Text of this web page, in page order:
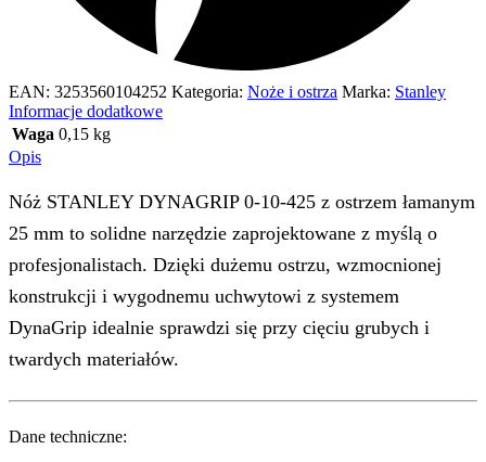
EAN: 3253560104252 Kategoria: Noże i ostrza Marka: Stanley
Informacje dodatkowe
Waga 0,15 kg
Opis
Nóż STANLEY DYNAGRIP 0-10-425 z ostrzem łamanym
25 mm to solidne narzędzie zaprojektowane z myślą o
profesjonalistach. Dzięki dużemu ostrzu, wzmocnionej
konstrukcji i wygodnemu uchwytowi z systemem
DynaGrip idealnie sprawdzi się przy cięciu grubych i
twardych materiałów.
Dane techniczne: